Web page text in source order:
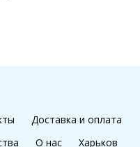
Доставка и оплата
О нас Харьков